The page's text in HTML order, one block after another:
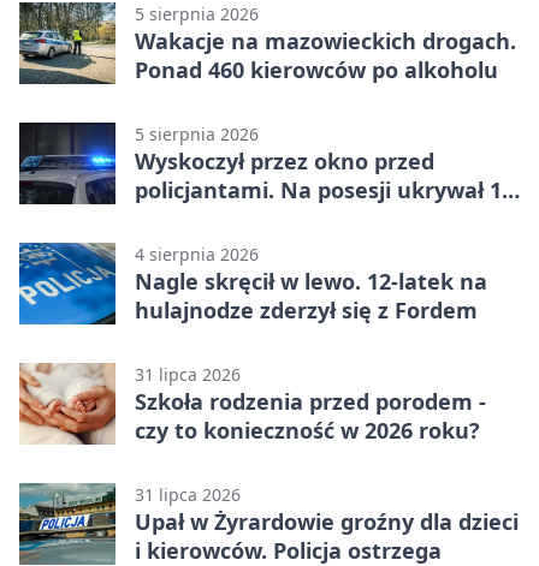
5 sierpnia 2026
Wakacje na mazowieckich drogach.
Ponad 460 kierowców po alkoholu
5 sierpnia 2026
Wyskoczył przez okno przed
policjantami. Na posesji ukrywał 12
4 sierpnia 2026
Nagle skręcił w lewo. 12-latek na
hulajnodze zderzył się z Fordem
31 lipca 2026
Szkoła rodzenia przed porodem -
czy to konieczność w 2026 roku?
31 lipca 2026
Upał w Żyrardowie groźny dla dzieci
i kierowców. Policja ostrzega